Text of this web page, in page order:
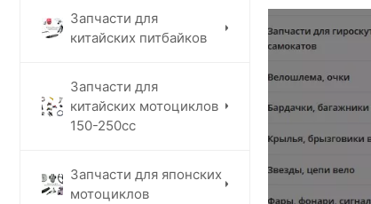
Запчасти для
китайских питбайков
Запчасти для
китайских мотоциклов
150-250сс
Запчасти для японских
мотоциклов